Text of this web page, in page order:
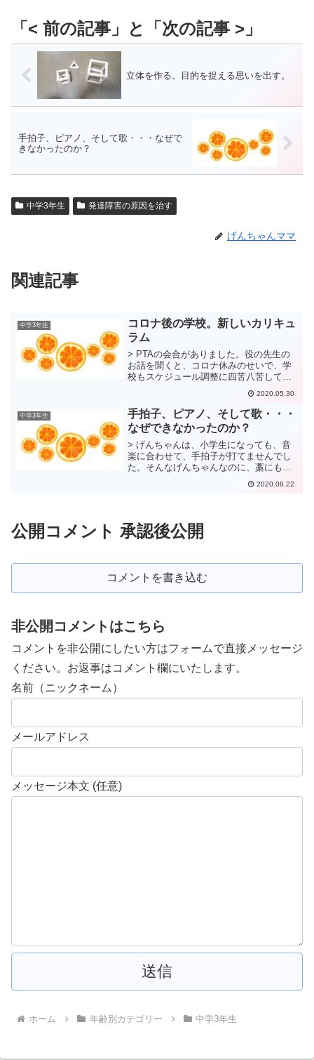
立体を作る。目的を捉える思いを出す。
手拍子、ピアノ、そして歌・・・なぜで
きなかったのか？
中学3年生 発達障害の原因を治す
げんちゃんママ
関連記事
中学3年生
コロナ後の学校。新しいカリキュ
ラム
> PTAの会合がありました。役の先生の
お話を聞くと、コロナ休みのせいで、学
校もスケジュール調整に四苦八苦してい
るようです。それに加えて、感染対策も
しないといけないし。 そのような中で
も、先生方の子どもを思う気持ちがひし
ひしと伝わってきてじ...
2020.05.30
中学3年生
手拍子、ピアノ、そして歌・・・
なぜできなかったのか？
> げんちゃんは、小学生になっても、音
楽に合わせて、手拍子が打てませんでし
た。そんなげんちゃんなのに、藁にもす
がる思いで、５歳の終わりから、ピアノ
を習わせました。最初の先生は、げんち
2020.08.22
公開コメント 承認後公開
コメントを書き込む
非公開コメントはこちら
コメントを非公開にしたい方はフォームで直接メッセージ
ください。お返事はコメント欄にいたします。
名前（ニックネーム）
メールアドレス
メッセージ本文 (任意)
ホーム 年齢別カテゴリー 中学3年生